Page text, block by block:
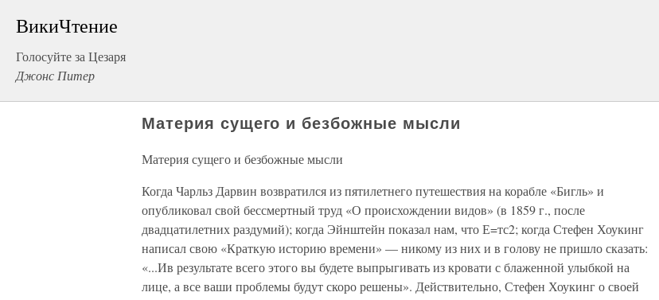
ВикиЧтение
Голосуйте за Цезаря
Джонс Питер
Материя сущего и безбожные мысли
Материя сущего и безбожные мысли
Когда Чарльз Дарвин возвратился из пятилетнего путешествия на корабле «Бигль» и
опубликовал свой бессмертный труд «О происхождении видов» (в 1859 г., после
двадцатилетних раздумий); когда Эйнштейн показал нам, что Е=тс2; когда Стефен Хоукинг
написал свою «Краткую историю времени» — никому из них и в голову не пришло сказать:
«...Ив результате всего этого вы будете выпрыгивать из кровати с блаженной улыбкой на
лице, а все ваши проблемы будут скоро решены». Действительно, Стефен Хоукинг о своей